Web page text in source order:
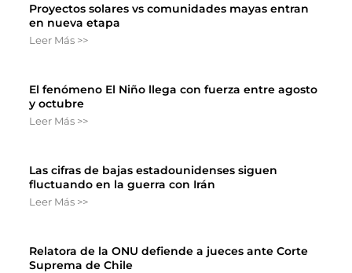
Proyectos solares vs comunidades mayas entran
en nueva etapa
Leer Más >>
El fenómeno El Niño llega con fuerza entre agosto
y octubre
Leer Más >>
Las cifras de bajas estadounidenses siguen
fluctuando en la guerra con Irán
Leer Más >>
Relatora de la ONU defiende a jueces ante Corte
Suprema de Chile